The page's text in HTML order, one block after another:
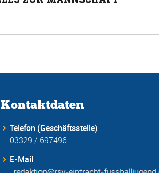
Kontaktdaten
Telefon (Geschäftsstelle)
03329 / 697496
E-Mail